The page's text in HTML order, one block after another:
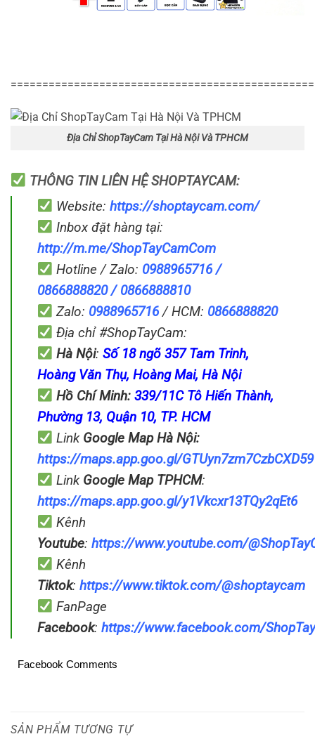
Địa Chỉ ShopTayCam Tại Hà Nội Và TPHCM
THÔNG TIN LIÊN HỆ SHOPTAYCAM:
Website: https://shoptaycam.com/
Inbox đặt hàng tại:
http://m.me/ShopTayCamCom
Hotline / Zalo: 0988965716 /
0866888820 / 0866888810
Zalo: 0988965716 / HCM: 0866888820
Địa chỉ #ShopTayCam:
Hà Nội: Số 18 ngõ 357 Tam Trinh,
Hoàng Văn Thụ, Hoàng Mai, Hà Nội
Hồ Chí Minh: 339/11C Tô Hiến Thành,
Phường 13, Quận 10, TP. HCM
Link Google Map Hà Nội:
https://maps.app.goo.gl/GTUyn7zm7CzbCXD59
Link Google Map TPHCM:
https://maps.app.goo.gl/y1Vkcxr13TQy2qEt6
Kênh
Youtube: https://www.youtube.com/
Kênh
Tiktok: https://www.tiktok.com/@shoptaycam
FanPage
Facebook: https://www.facebook.com/
Facebook Comments
SẢN PHẨM TƯƠNG TỰ